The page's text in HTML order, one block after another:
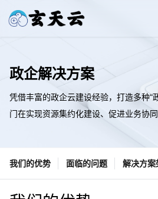
政企解决方案
凭借丰富的政企云建设经验，打造多种“
门在实现资源集约化建设、促进业务协
推进“互联网+政务”发展，创新政府管理
我们的优势
面临的问题 解决方案